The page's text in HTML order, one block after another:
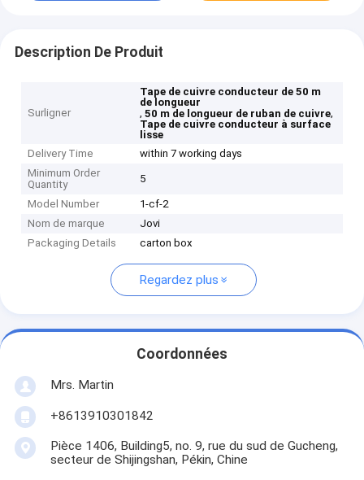
Description De Produit
Surligner
Tape de cuivre conducteur de 50 m
de longueur
,50 m de longueur de ruban de cuivre,
Tape de cuivre conducteur à surface
lisse
Delivery Time
within 7 working days
Minimum Order
Quantity
5
Model Number
1-cf-2
Nom de marque
Jovi
Packaging Details
carton box
Regardez plus
Coordonnées
Mrs. Martin
+8613910301842
Pièce 1406, Building5, no. 9, rue du sud de Gucheng,
secteur de Shijingshan, Pékin, Chine